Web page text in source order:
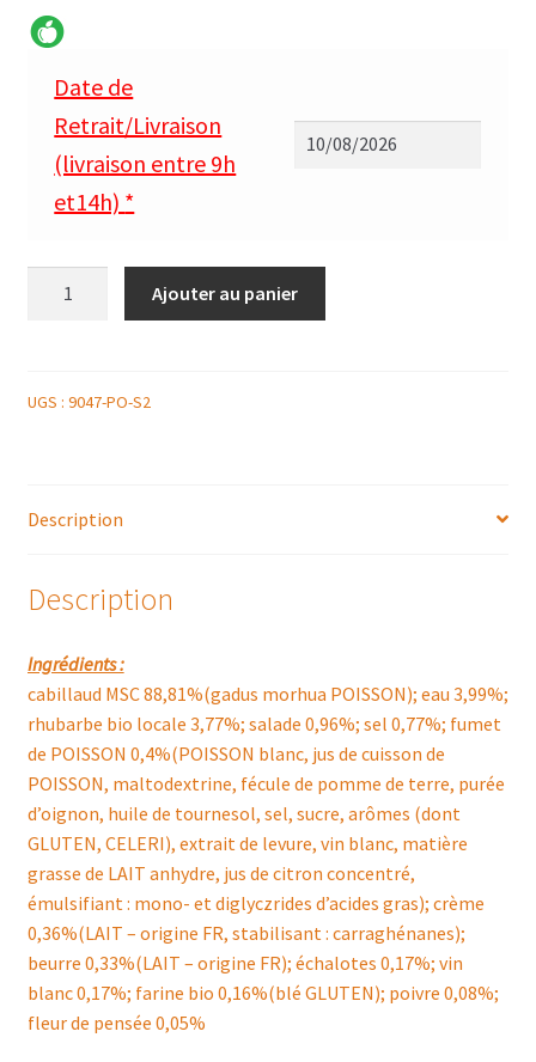
Date de
Retrait/Livraison
(livraison entre 9h
et14h) *
CABILLAUD
RHUBARBE
Ajouter au panier
UGS : 9047-PO-S2
Description
Description
Ingrédients :
cabillaud MSC 88,81%(gadus morhua POISSON); eau 3,99%;
rhubarbe bio locale 3,77%; salade 0,96%; sel 0,77%; fumet
de POISSON 0,4%(POISSON blanc, jus de cuisson de
POISSON, maltodextrine, fécule de pomme de terre, purée
d’oignon, huile de tournesol, sel, sucre, arômes (dont
GLUTEN, CELERI), extrait de levure, vin blanc, matière
grasse de LAIT anhydre, jus de citron concentré,
émulsifiant : mono- et diglyczrides d’acides gras); crème
0,36%(LAIT – origine FR, stabilisant : carraghénanes);
beurre 0,33%(LAIT – origine FR); échalotes 0,17%; vin
blanc 0,17%; farine bio 0,16%(blé GLUTEN); poivre 0,08%;
fleur de pensée 0,05%